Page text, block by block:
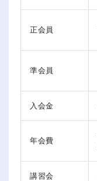
正会員
準会員
入会金
年会費
講習会